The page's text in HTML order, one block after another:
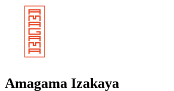
Amagama Izakaya